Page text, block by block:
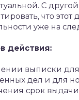
С
что этот
уже на
действия:
выписки для
дел и для
срок